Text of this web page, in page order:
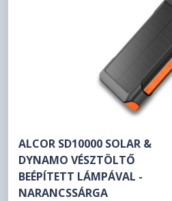
ALCOR SD10000 SOLAR &
DYNAMO VÉSZTÖLTŐ
BEÉPÍTETT LÁMPÁVAL -
NARANCSSÁRGA